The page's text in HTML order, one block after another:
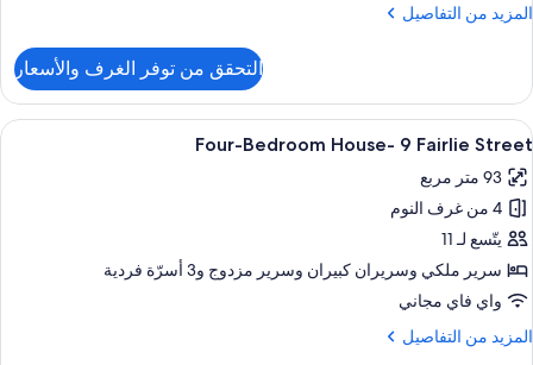
المزيد من التفاصيل
المزيد
Superior
Queen
Room
التحقق من توفر الغرف والأسعار
استعراض
جميع
صور
Four-
Bedroom
House-
9
Fairlie
Street
ميني بار ومكواة/لوح كي وواي فاي مجانًا
10
Four-Bedroom House- 9 Fairlie Street
93 متر مربع
4 من غرف النوم
يتّسع لـ 11
سرير ملكي‫‬ وسريران كبيران‫‬ وسرير مزدوج‫‬ و3 أسرّة فردية
واي فاي مجاني
المزيد من التفاصيل
المزيد